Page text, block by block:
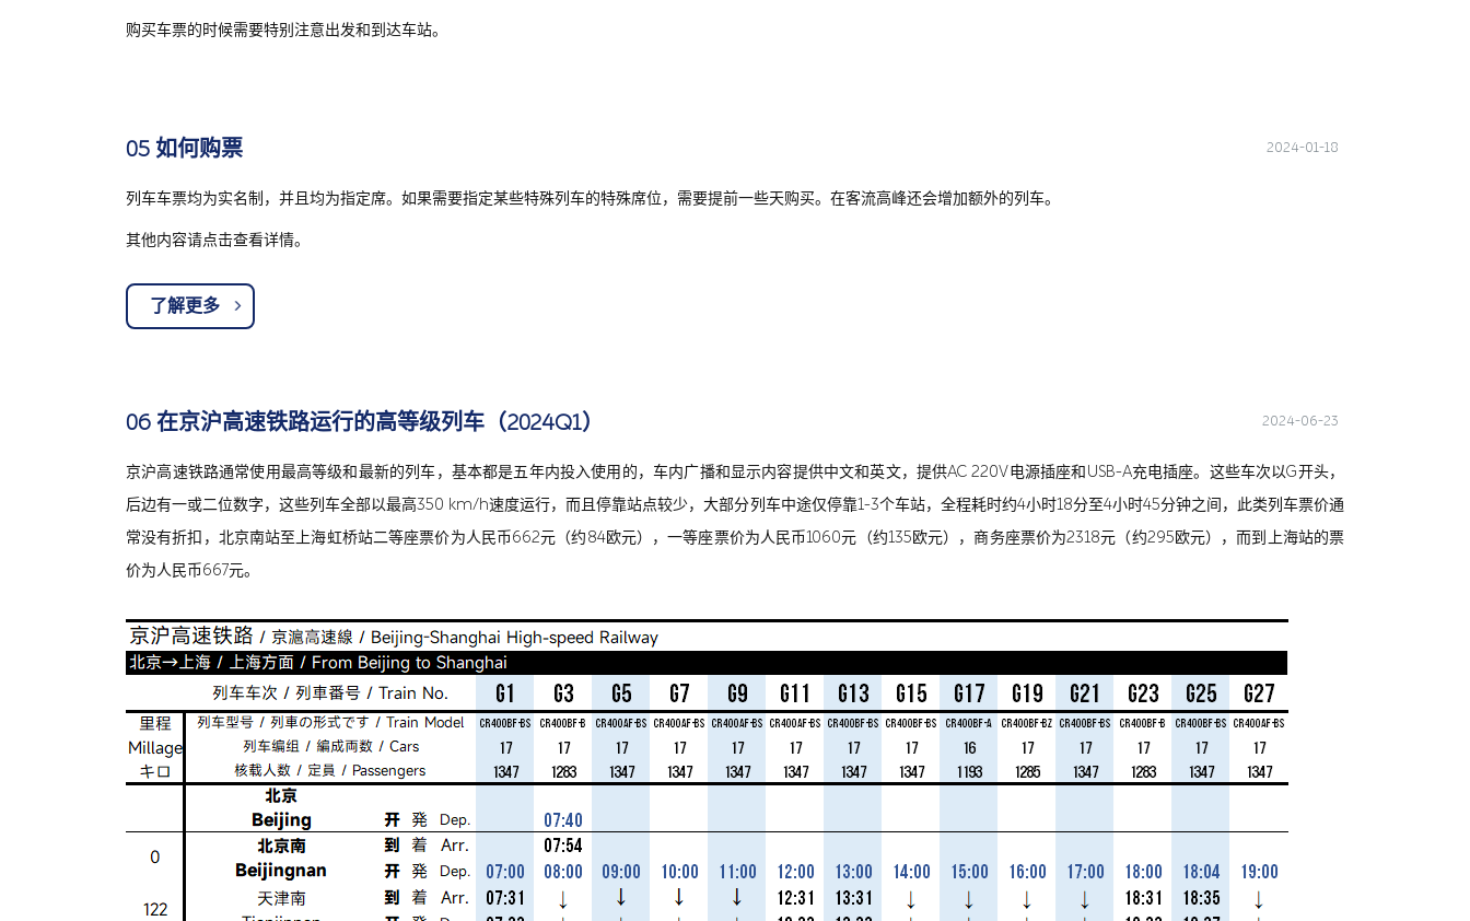
购买车票的时候需要特别注意出发和到达车站。
2024-01-18
05 如何购票
列车车票均为实名制，并且均为指定席。如果需要指定某些特殊列车的特殊席位，需要提前一些天购买。在客流高峰还会增加额外的列车。
其他内容请点击查看详情。
了解更多
2024-06-23
06 在京沪高速铁路运行的高等级列车（2024Q1）
京沪高速铁路通常使用最高等级和最新的列车，基本都是五年内投入使用的，车内广播和显示内容提供中文和英文，提供AC 220V电源插座和USB-A充电插座。这些车次以G开头，
后边有一或二位数字，这些列车全部以最高350 km/h速度运行，而且停靠站点较少，大部分列车中途仅停靠1-3个车站，全程耗时约4小时18分至4小时45分钟之间，此类列车票价通
常没有折扣，北京南站至上海虹桥站二等座票价为人民币662元（约84欧元），一等座票价为人民币1060元（约135欧元），商务座票价为2318元（约295欧元），而到上海站的票
价为人民币667元。